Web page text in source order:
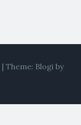
| Theme: Blogi by